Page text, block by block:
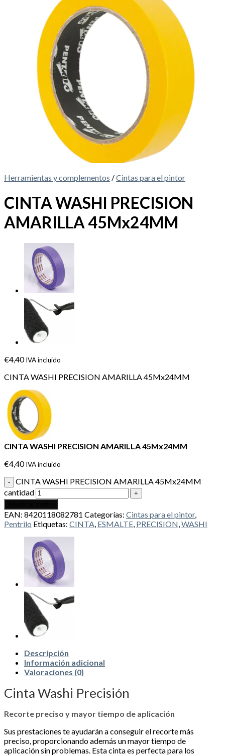
Herramientas y complementos /Cintas para el pintor
CINTA WASHI PRECISION
AMARILLA 45Mx24MM
€4,40 IVA incluido
CINTA WASHI PRECISION AMARILLA 45Mx24MM
CINTA WASHI PRECISION AMARILLA 45Mx24MM
€4,40 IVA incluido
CINTA WASHI PRECISION AMARILLA 45Mx24MM
cantidad
EAN: 8420118082781 Categorías: Cintas para el pintor,
Pentrilo Etiquetas: CINTA, ESMALTE, PRECISION,WASHI
Descripción
Información adicional
Valoraciones (0)
Cinta Washi Precisión
Recorte preciso y mayor tiempo de aplicación
Sus prestaciones te ayudarán a conseguir el recorte más
preciso, proporcionando además un mayor tiempo de
aplicación sin problemas. Esta cinta es perfecta para los